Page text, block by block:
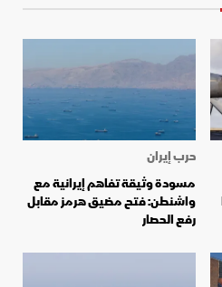
حرب إيران
مسودة وثيقة تفاهم إيرانية مع
واشنطن: فتح مضيق هرمز مقابل
رفع الحصار